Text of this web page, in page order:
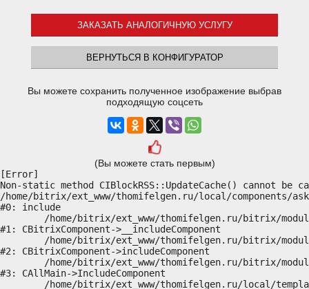
ЗАКАЗАТЬ АНАЛОГИЧНУЮ УСЛУГУ
ВЕРНУТЬСЯ В КОНФИГУРАТОР
Вы можете сохранить полученное изображение выбрав
подходящую соцсеть
(Вы можете стать первым)
[Error]
Non-static method CIBlockRSS::UpdateCache() cannot
/home/bitrix/ext_www/thomifelgen.ru/local/components/
#0: include
#1: CBitrixComponent->__includeComponent
#2: CBitrixComponent->includeComponent
#3: CAllMain->IncludeComponent